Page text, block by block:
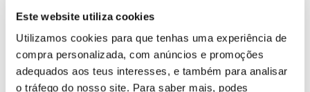
Este website utiliza cookies
Utilizamos cookies para que tenhas uma experiência de
compra personalizada, com anúncios e promoções
adequados aos teus interesses, e também para analisar
o tráfego do nosso site. Para saber mais, podes
Diacetyl Boldine Dipotassium Phosphate Disodium Edta Disodium
Hydrochloric Acid Hydroxypropyl Cyclodextrin Melissa Officinalis
Leaf Extract Morus Alba Root Extract Niacin Nicotiana
Benthamiana Sh-Polypeptide-7 Parfum Peg/Ppg-20/6 Dimethicone
Phenethyl Alcohol Phenoxyethanol Polysorbate 20 Potassium